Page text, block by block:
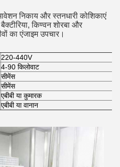
निकाय और स्तनधारी कोशिकाएं
किण्वन शोरबा और
का एंजाइम उपचार।
220-440V
4-90 किलोवाट
सीमेंस
सीमेंस
एबीबी या कुमारक
एबीबी या वानान